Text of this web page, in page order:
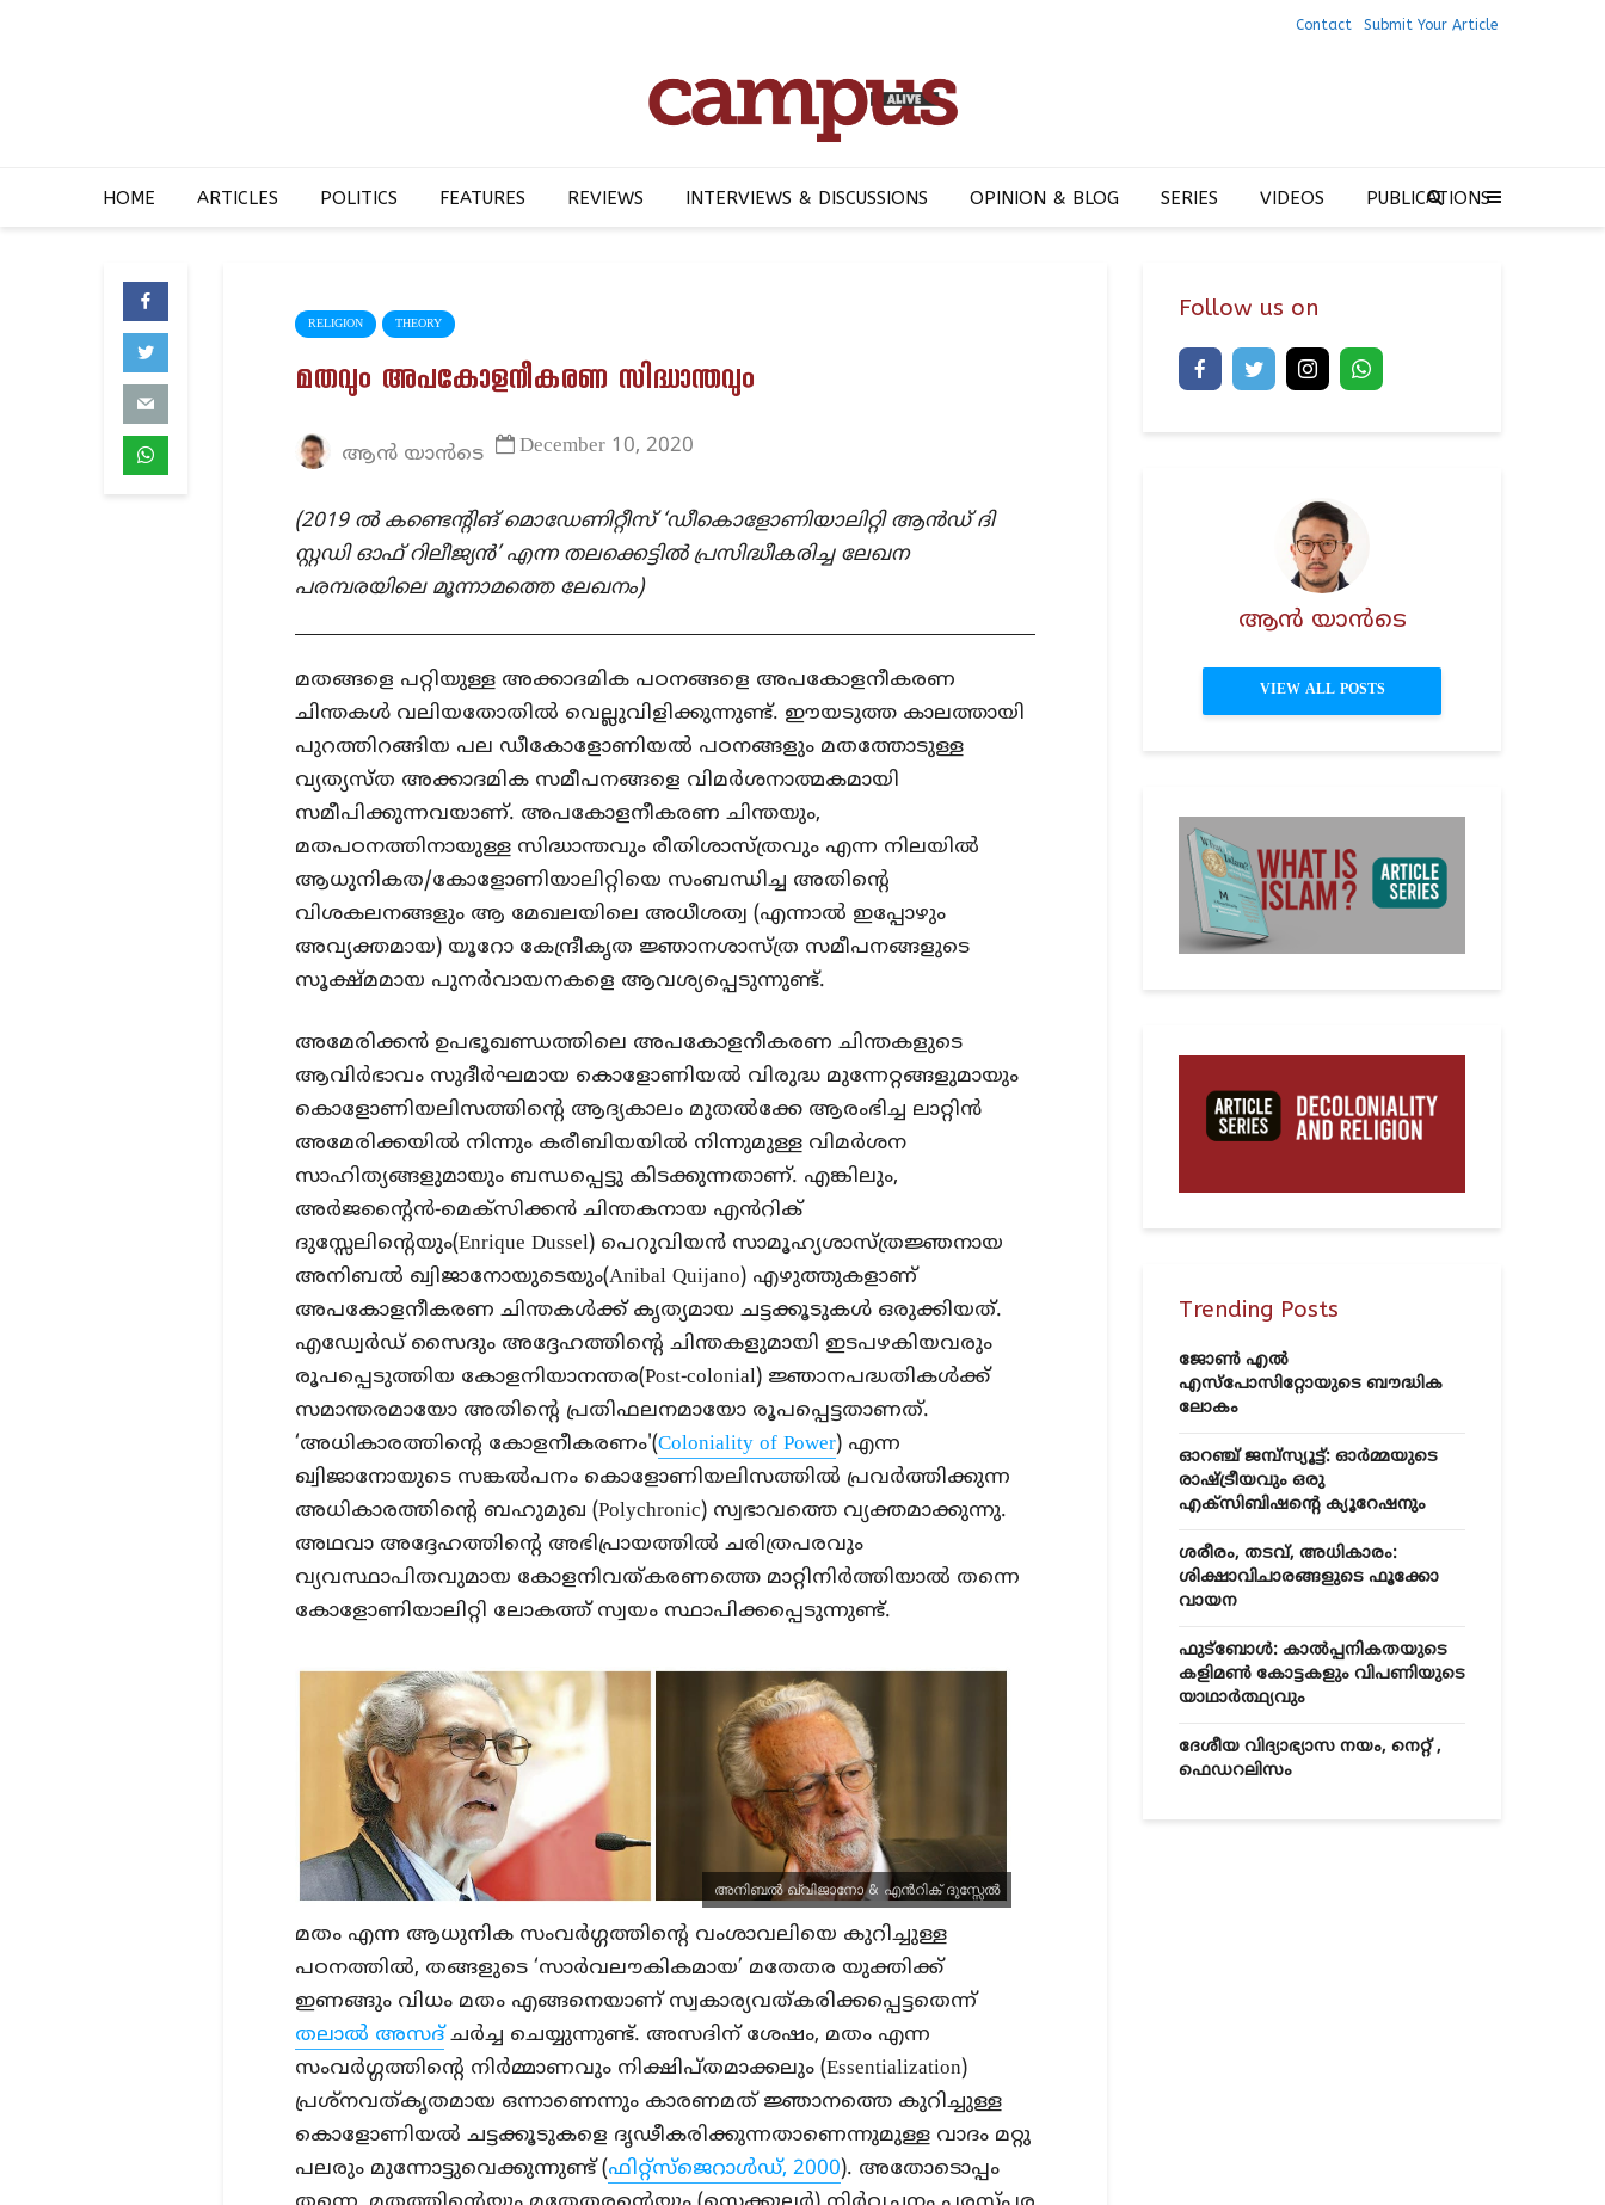
Contact Submit Your Article
HOME ARTICLES POLITICS FEATURES REVIEWS INTERVIEWS & DISCUSSIONS OPINION & BLOG SERIES VIDEOS PUBLICATIONS
RELIGION THEORY
മതവും അപകോളനീകരണ സിദ്ധാന്തവും
ആൻ യാൻടെ December 10, 2020
(2019 ൽ കണ്ടെന്റിങ് മൊഡേണിറ്റീസ് ‘ഡീകൊളോണിയാലിറ്റി ആൻഡ് ദി
സ്റ്റഡി ഓഫ് റിലീജ്യൻ’ എന്ന തലക്കെട്ടിൽ പ്രസിദ്ധീകരിച്ച ലേഖന
പരമ്പരയിലെ മൂന്നാമത്തെ ലേഖനം)
മതങ്ങളെ പറ്റിയുള്ള അക്കാദമിക പഠനങ്ങളെ അപകോളനീകരണ
ചിന്തകള്‍ വലിയതോതിൽ വെല്ലുവിളിക്കുന്നുണ്ട്. ഈയടുത്ത കാലത്തായി
പുറത്തിറങ്ങിയ പല ഡീകോളോണിയല്‍ പഠനങ്ങളും മതത്തോടുള്ള
വ്യത്യസ്ത അക്കാദമിക സമീപനങ്ങളെ വിമര്‍ശനാത്മകമായി
സമീപിക്കുന്നവയാണ്. അപകോളനീകരണ ചിന്തയും,
മതപഠനത്തിനായുള്ള സിദ്ധാന്തവും രീതിശാസ്ത്രവും എന്ന നിലയിൽ
ആധുനികത/കോളോണിയാലിറ്റിയെ സംബന്ധിച്ച അതിന്റെ
വിശകലനങ്ങളും ആ മേഖലയിലെ അധീശത്വ (എന്നാൽ ഇപ്പോഴും
അവ്യക്തമായ) യൂറോ കേന്ദ്രീകൃത ജ്ഞാനശാസ്ത്ര സമീപനങ്ങളുടെ
സൂക്ഷ്മമായ പുനര്‍വായനകളെ ആവശ്യപ്പെടുന്നുണ്ട്.
അമേരിക്കന്‍ ഉപഭൂഖണ്ഡത്തിലെ അപകോളനീകരണ ചിന്തകളുടെ
ആവിര്‍ഭാവം സുദീര്‍ഘമായ കൊളോണിയല്‍ വിരുദ്ധ മുന്നേറ്റങ്ങളുമായും
കൊളോണിയലിസത്തിന്റെ ആദ്യകാലം മുതല്‍ക്കേ ആരംഭിച്ച ലാറ്റിന്‍
അമേരിക്കയില്‍ നിന്നും കരീബിയയില്‍ നിന്നുമുള്ള വിമര്‍ശന
സാഹിത്യങ്ങളുമായും ബന്ധപ്പെട്ടു കിടക്കുന്നതാണ്. എങ്കിലും,
അര്‍ജന്റൈന്‍-മെക്‌സിക്കന്‍ ചിന്തകനായ എൻറിക്
ദുസ്സേലിന്റെയും(Enrique Dussel) പെറുവിയൻ സാമൂഹ്യശാസ്ത്രജ്ഞനായ
അനിബൽ ഖ്വിജാനോയുടെയും(Anibal Quijano) എഴുത്തുകളാണ്
അപകോളനീകരണ ചിന്തകള്‍ക്ക് കൃത്യമായ ചട്ടക്കൂടുകള്‍ ഒരുക്കിയത്.
എഡ്വേര്‍ഡ് സൈദും അദ്ദേഹത്തിന്റെ ചിന്തകളുമായി ഇടപഴകിയവരും
രൂപപ്പെടുത്തിയ കോളനിയാനന്തര(Post-colonial) ജ്ഞാനപദ്ധതികള്‍ക്ക്
സമാന്തരമായോ അതിന്റെ പ്രതിഫലനമായോ രൂപപ്പെട്ടതാണത്.
‘അധികാരത്തിന്റെ കോളനീകരണം'(Coloniality of Power) എന്ന
ഖ്വിജാനോയുടെ സങ്കല്‍പനം കൊളോണിയലിസത്തില്‍ പ്രവര്‍ത്തിക്കുന്ന
അധികാരത്തിന്റെ ബഹുമുഖ (Polychronic) സ്വഭാവത്തെ വ്യക്തമാക്കുന്നു.
അഥവാ അദ്ദേഹത്തിന്റെ അഭിപ്രായത്തില്‍ ചരിത്രപരവും
വ്യവസ്ഥാപിതവുമായ കോളനിവത്കരണത്തെ മാറ്റിനിർത്തിയാൽ തന്നെ
കോളോണിയാലിറ്റി ലോകത്ത് സ്വയം സ്ഥാപിക്കപ്പെടുന്നുണ്ട്.
അനിബൽ ഖ്വിജാനോ & എൻറിക് ദുസ്സേൽ
മതം എന്ന ആധുനിക സംവർഗ്ഗത്തിന്റെ വംശാവലിയെ കുറിച്ചുള്ള
പഠനത്തില്‍, തങ്ങളുടെ ‘സാര്‍വലൗകികമായ’ മതേതര യുക്തിക്ക്
ഇണങ്ങും വിധം മതം എങ്ങനെയാണ് സ്വകാര്യവത്കരിക്കപ്പെട്ടതെന്ന്
തലാല്‍ അസദ്ചര്‍ച്ച ചെയ്യുന്നുണ്ട്. അസദിന് ശേഷം, മതം എന്ന
സംവർഗ്ഗത്തിന്റെ നിര്‍മ്മാണവും നിക്ഷിപ്തമാക്കലും (Essentialization)
പ്രശ്‌നവത്കൃതമായ ഒന്നാണെന്നും കാരണമത് ജ്ഞാനത്തെ കുറിച്ചുള്ള
കൊളോണിയല്‍ ചട്ടക്കൂടുകളെ ദൃഢീകരിക്കുന്നതാണെന്നുമുള്ള വാദം മറ്റു
പലരും മുന്നോട്ടുവെക്കുന്നുണ്ട് (ഫിറ്റ്‌സ്‌ജെറാള്‍ഡ്, 2000). അതോടൊപ്പം
Follow us on
ആൻ യാൻടെ
VIEW ALL POSTS
Trending Posts
ജോൺ എൽ
എസ്‌പോസിറ്റോയുടെ ബൗദ്ധിക
ലോകം
ഓറഞ്ച് ജമ്പ്സ്യൂട്ട്: ഓർമ്മയുടെ
രാഷ്ട്രീയവും ഒരു
എക്സിബിഷന്റെ ക്യൂറേഷനും
ശരീരം, തടവ്, അധികാരം:
ശിക്ഷാവിചാരങ്ങളുടെ ഫൂക്കോ
വായന
ഫുട്ബോൾ: കാൽപ്പനികതയുടെ
കളിമൺ കോട്ടകളും വിപണിയുടെ
യാഥാർത്ഥ്യവും
ദേശീയ വിദ്യാഭ്യാസ നയം, നെറ്റ് ,
ഫെഡറലിസം